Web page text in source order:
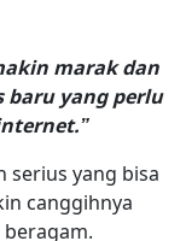
marak dan
baru yang perlu
serius yang bisa
canggihnya